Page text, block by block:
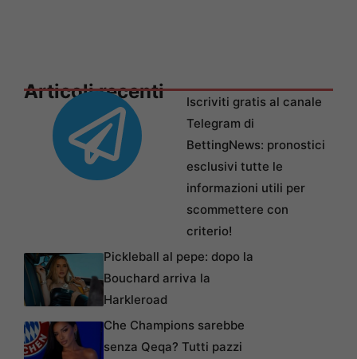
Articoli recenti
Iscriviti gratis al canale
Telegram di
BettingNews: pronostici
esclusivi tutte le
informazioni utili per
scommettere con
criterio!
Pickleball al pepe: dopo la
Bouchard arriva la
Harkleroad
Che Champions sarebbe
senza Qeqa? Tutti pazzi